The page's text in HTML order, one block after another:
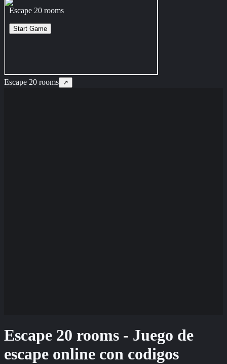
Escape 20 rooms ↗
Escape 20 rooms - Juego de
escape online con codigos